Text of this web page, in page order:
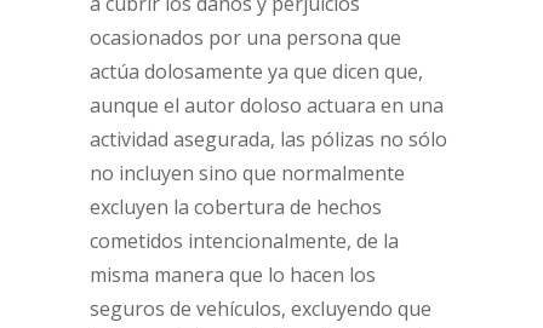
ocasionados por una persona que
actúa dolosamente ya que dicen que,
aunque el autor doloso actuara en una
actividad asegurada, las pólizas no sólo
no incluyen sino que normalmente
excluyen la cobertura de hechos
cometidos intencionalmente, de la
misma manera que lo hacen los
seguros de vehículos, excluyendo que